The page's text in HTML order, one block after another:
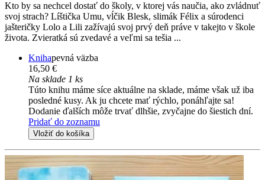
Kto by sa nechcel dostať do školy, v ktorej vás naučia, ako zvládnuť
svoj strach? Líštička Umu, vĺčik Blesk, slimák Félix a súrodenci
jašteričky Lolo a Lili zažívajú svoj prvý deň práve v takejto v škole
života. Zvieratká sú zvedavé a veľmi sa tešia ...
Knihapevná väzba
16,50 €
Na sklade 1 ks
Túto knihu máme síce aktuálne na sklade, máme však už iba
posledné kusy. Ak ju chcete mať rýchlo, ponáhľajte sa!
Dodanie ďalších môže trvať dlhšie, zvyčajne do šiestich dní.
Pridať do zoznamu
Vložiť do košíka